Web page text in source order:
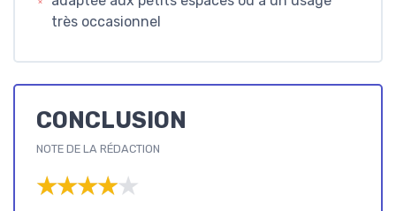
très occasionnel
CONCLUSION
NOTE DE LA RÉDACTION
★★★★★
★★★★★